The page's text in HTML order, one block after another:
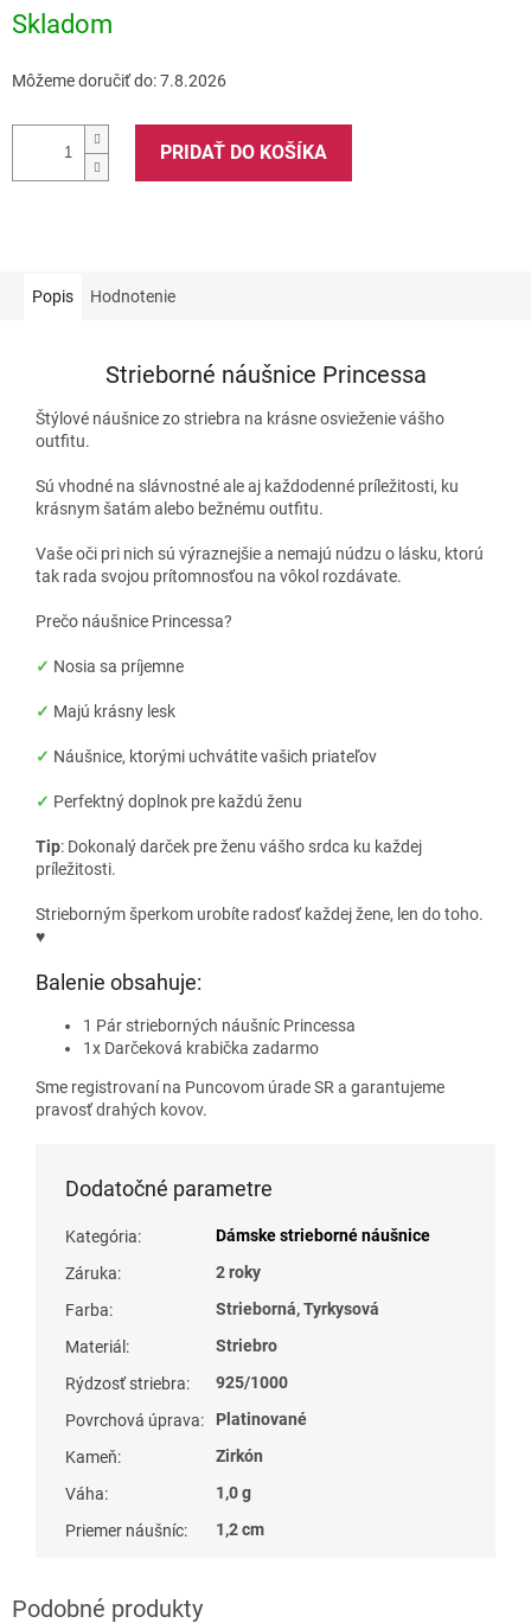
Skladom
Môžeme doručiť do:7.8.2026
PRIDAŤ DO KOŠÍKA
Popis Hodnotenie
Strieborné náušnice Princessa
Štýlové náušnice zo striebra na krásne osvieženie vášho
outfitu.
Sú vhodné na slávnostné ale aj každodenné príležitosti, ku
krásnym šatám alebo bežnému outfitu.
Vaše oči pri nich sú výraznejšie a nemajú núdzu o lásku, ktorú
tak rada svojou prítomnosťou na vôkol rozdávate.
Prečo náušnice Princessa?
✓ Nosia sa príjemne
✓ Majú krásny lesk
✓ Náušnice, ktorými uchvátite vašich priateľov
✓ Perfektný doplnok pre každú ženu
Tip: Dokonalý darček pre ženu vášho srdca ku každej
príležitosti.
Strieborným šperkom urobíte radosť každej žene, len do toho.
♥
Balenie obsahuje:
1 Pár strieborných náušníc Princessa
1x Darčeková krabička zadarmo
Sme registrovaní na Puncovom úrade SR a garantujeme
pravosť drahých kovov.
Dodatočné parametre
Kategória:
Dámske strieborné náušnice
Záruka:
2 roky
Farba:
Strieborná, Tyrkysová
Materiál :
Striebro
Rýdzosť striebra:
925/1000
Povrchová úprava:
Platinované
Kameň:
Zirkón
Váha:
1,0 g
Priemer náušníc: 1,2 cm